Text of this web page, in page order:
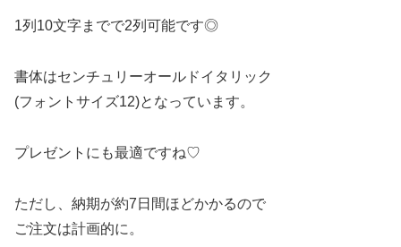
1列10文字までで2列可能です◎
書体はセンチュリーオールドイタリック
(フォントサイズ12)となっています。
プレゼントにも最適ですね♡
ただし、納期が約7日間ほどかかるので
ご注文は計画的に。